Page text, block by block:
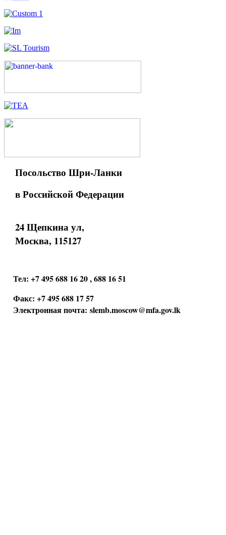
Посольство Шри-Ланки
в Российской Федерации
24 Щепкина ул,
Москва, 115127
Тел: +7 495 688 16 20 , 688 16 51
Факс: +7 495 688 17 57
Электронная почта: slemb.moscow@mfa.gov.lk